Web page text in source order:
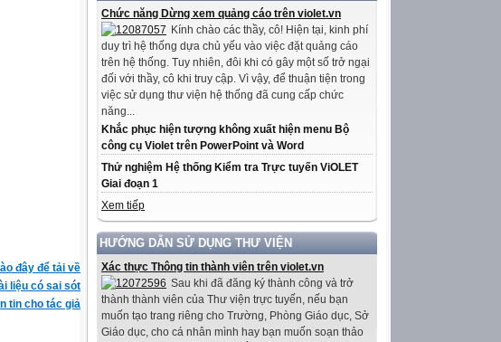
Chức năng Dừng xem quảng cáo trên violet.vn
Kính chào các thầy, cô! Hiện tại, kinh phí
duy trì hệ thống dựa chủ yếu vào việc đặt quảng cáo
trên hệ thống. Tuy nhiên, đôi khi có gây một số trở ngại
đối với thầy, cô khi truy cập. Vì vậy, để thuận tiện trong
việc sử dụng thư viện hệ thống đã cung cấp chức
năng...
Khắc phục hiện tượng không xuất hiện menu Bộ
công cụ Violet trên PowerPoint và Word
Thử nghiệm Hệ thống Kiểm tra Trực tuyến ViOLET
Giai đoạn 1
Xem tiếp
HƯỚNG DẪN SỬ DỤNG THƯ VIỆN
Xác thực Thông tin thành viên trên violet.vn
Sau khi đã đăng ký thành công và trở
thành thành viên của Thư viện trực tuyến, nếu bạn
muốn tạo trang riêng cho Trường, Phòng Giáo dục, Sở
Giáo dục, cho cá nhân mình hay bạn muốn soạn thảo
đây để tải về
liệu có sai sót
tin cho tác giả